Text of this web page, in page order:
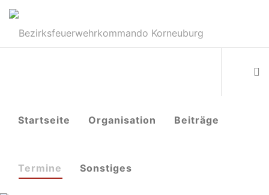
Startseite Organisation Beiträge
Termine Sonstiges